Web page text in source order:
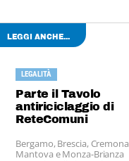
LEGGI ANCHE...
LEGALITÀ
Parte il Tavolo
antiriciclaggio di
ReteComuni
Bergamo, Brescia,
Mantova e Monza-Brianza